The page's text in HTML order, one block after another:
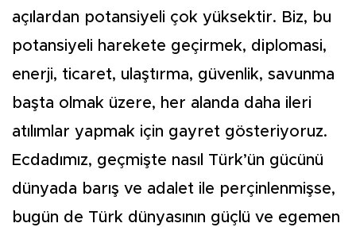
açılardan potansiyeli çok yüksektir. Biz, bu
potansiyeli harekete geçirmek, diplomasi,
enerji, ticaret, ulaştırma, güvenlik, savunma
başta olmak üzere, her alanda daha ileri
atılımlar yapmak için gayret gösteriyoruz.
Ecdadımız, geçmişte nasıl Türk’ün gücünü
dünyada barış ve adalet ile perçinlenmişse,
bugün de Türk dünyasının güçlü ve egemen